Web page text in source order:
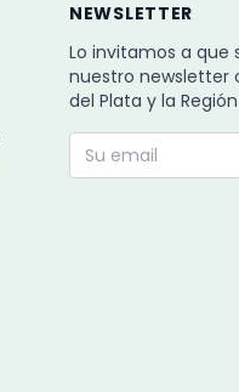
NEWSLETTER
Lo invitamos a que
nuestro newsletter
del Plata y la Región